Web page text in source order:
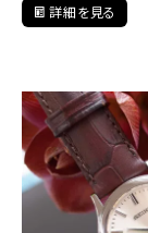
詳細を見る